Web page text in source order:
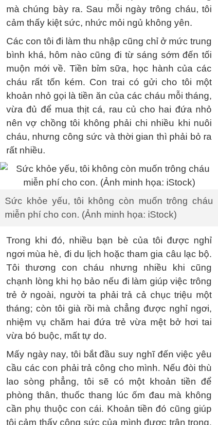
mà chúng bày ra. Sau mỗi ngày trông cháu, tôi
cảm thấy kiệt sức, nhức mỏi ngủ không yên.
Các con tôi đi làm thu nhập cũng chỉ ở mức trung
bình khá, hôm nào cũng đi từ sáng sớm đến tối
muộn mới về. Tiền bỉm sữa, học hành của các
cháu rất tốn kém. Con trai có gửi cho tôi một
khoản nhỏ gọi là tiền ăn của các cháu mỗi tháng,
vừa đủ để mua thịt cá, rau củ cho hai đứa nhỏ
nên vợ chồng tôi không phải chi nhiều khi nuôi
cháu, nhưng công sức và thời gian thì phải bỏ ra
rất nhiều.
Sức khỏe yếu, tôi không còn muốn trông cháu
miễn phí cho con. (Ảnh minh họa: iStock)
Trong khi đó, nhiều bạn bè của tôi được nghỉ
ngơi mùa hè, đi du lịch hoặc tham gia câu lạc bộ.
Tôi thương con cháu nhưng nhiều khi cũng
chạnh lòng khi họ bảo nếu đi làm giúp việc trông
trẻ ở ngoài, người ta phải trả cả chục triệu một
tháng; còn tôi già rồi mà chẳng được nghỉ ngơi,
nhiệm vụ chăm hai đứa trẻ vừa mệt bở hơi tai
vừa bó buộc, mất tự do.
Mấy ngày nay, tôi bắt đầu suy nghĩ đến việc yêu
cầu các con phải trả công cho mình. Nếu đòi thù
lao sòng phẳng, tôi sẽ có một khoản tiền để
phòng thân, thuốc thang lúc ốm đau mà không
cần phụ thuộc con cái. Khoản tiền đó cũng giúp
tôi cảm thấy công sức của mình được trân trọng,